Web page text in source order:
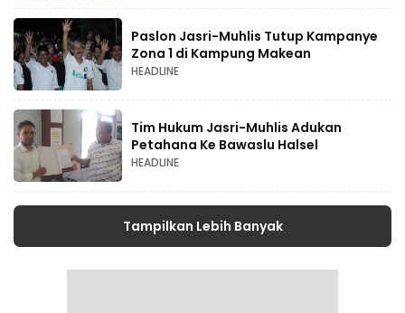
Paslon Jasri-Muhlis Tutup Kampanye
Zona 1 di Kampung Makean
HEADLINE
Tim Hukum Jasri-Muhlis Adukan
Petahana Ke Bawaslu Halsel
HEADLINE
Tampilkan Lebih Banyak